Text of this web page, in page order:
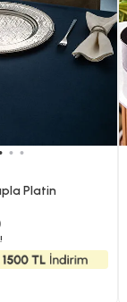
Platin